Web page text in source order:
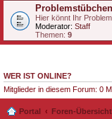
Problemstübchen
Hier könnt Ihr
Moderator: Staff
Themen: 9
WER IST ONLINE?
Mitglieder in diesem Forum: 0
Portal Foren-Übersicht